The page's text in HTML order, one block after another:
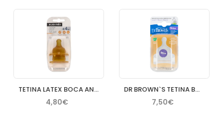
TETINA LATEX BOCA ANCHA PAPILLA 2 U +4M REDONDA
4,80€
DR BROWN`S TETINA BOCA ANCHA N 4 PRIMEROS CEREALES
7,50€